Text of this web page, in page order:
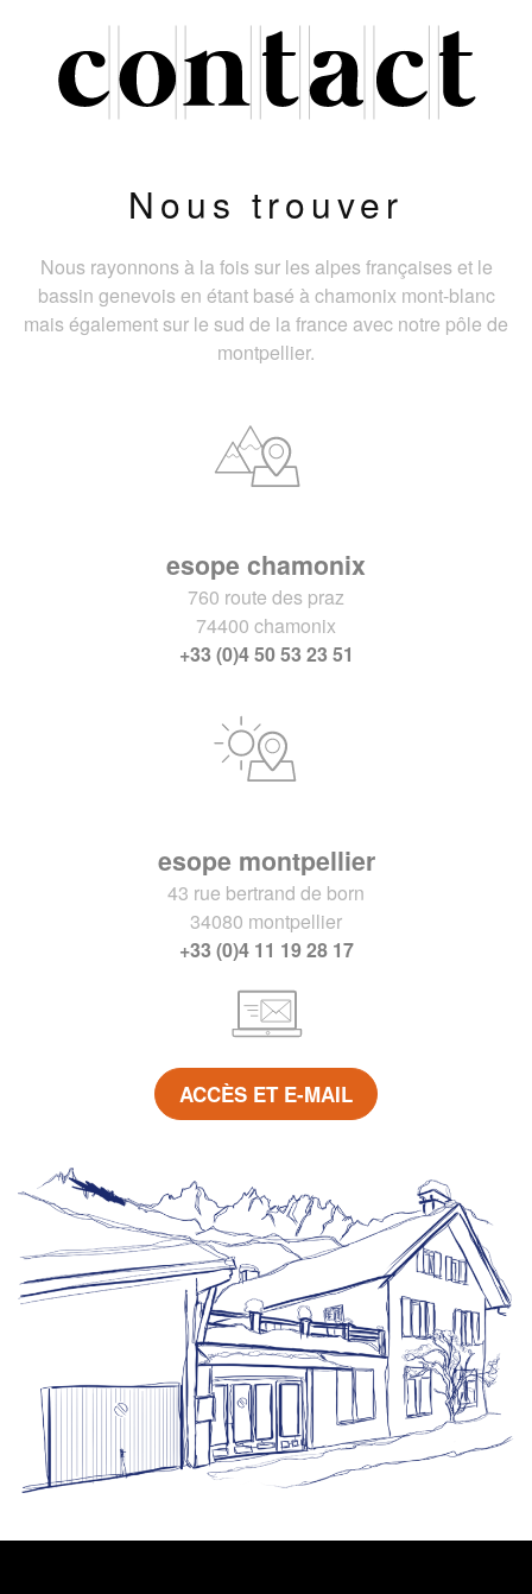
Nous trouver
Nous rayonnons à la fois sur les alpes françaises et le
bassin genevois en étant basé à chamonix mont-blanc
mais également sur le sud de la france avec notre pôle de
montpellier.
esope chamonix
760 route des praz
74400 chamonix
+33 (0)4 50 53 23 51
esope montpellier
43 rue bertrand de born
34080 montpellier
+33 (0)4 11 19 28 17
ACCÈS ET E-MAIL